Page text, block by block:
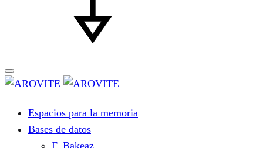
Espacios para la memoria
Bases de datos